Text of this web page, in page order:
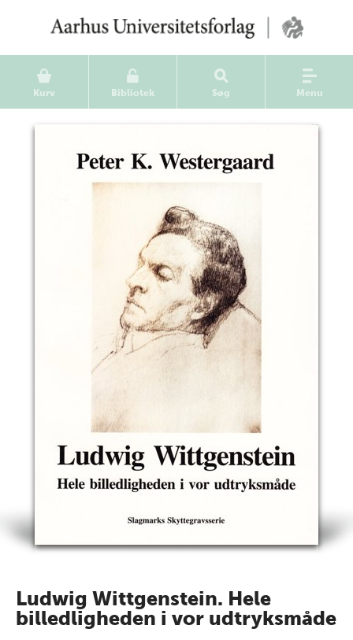
Kurv Bibliotek Søg Menu
Ludwig Wittgenstein. Hele
billedligheden i vor udtryksmåde